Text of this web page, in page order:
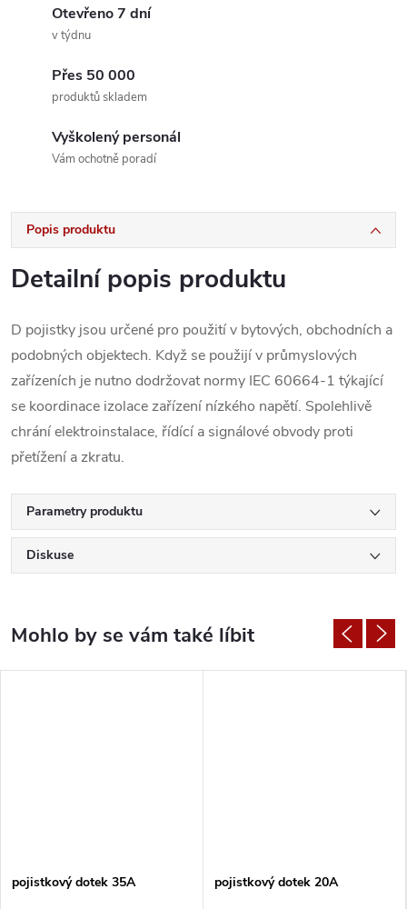
Otevřeno 7 dní
v týdnu
Přes 50 000
produktů skladem
Vyškolený personál
Vám ochotně poradí
Popis produktu
Detailní popis produktu
D pojistky jsou určené pro použití v bytových, obchodních a
podobných objektech. Když se použijí v průmyslových
zařízeních je nutno dodržovat normy IEC 60664-1 týkající
se koordinace izolace zařízení nízkého napětí. Spolehlivě
chrání elektroinstalace, řídící a signálové obvody proti
přetížení a zkratu.
Parametry produktu
Diskuse
pojistkový dotek 35A pojistkový dotek 20A